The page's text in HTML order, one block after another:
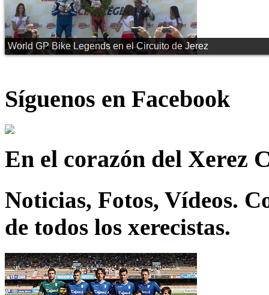
World GP Bike Legends en el Circuito de Jerez
Síguenos en Facebook
En el corazón del Xerez
Noticias, Fotos, Vídeos.
de todos los xerecistas.